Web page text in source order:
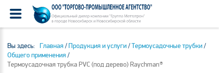
Вы здесь: Главная /Продукция и услуги/Термоусадочные трубки/
Общего применения /
Термоусадочная трубка PVC (под дерево) Raychman®